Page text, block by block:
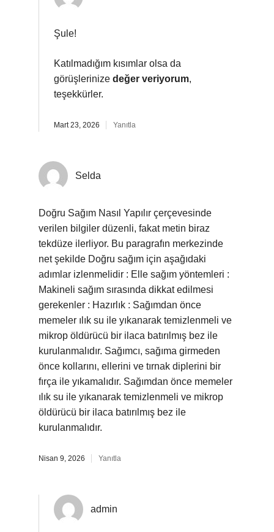
Şule!
Katılmadığım kısımlar olsa da
görüşlerinize değer veriyorum,
teşekkürler.
Mart 23, 2026 Yanıtla
Selda
Doğru Sağım Nasıl Yapılır çerçevesinde
verilen bilgiler düzenli, fakat metin biraz
tekdüze ilerliyor. Bu paragrafın merkezinde
net şekilde Doğru sağım için aşağıdaki
adımlar izlenmelidir : Elle sağım yöntemleri :
Makineli sağım sırasında dikkat edilmesi
gerekenler : Hazırlık : Sağımdan önce
memeler ılık su ile yıkanarak temizlenmeli ve
mikrop öldürücü bir ilaca batırılmış bez ile
kurulanmalıdır. Sağımcı, sağıma girmeden
önce kollarını, ellerini ve tırnak diplerini bir
fırça ile yıkamalıdır. Sağımdan önce memeler
ılık su ile yıkanarak temizlenmeli ve mikrop
öldürücü bir ilaca batırılmış bez ile
kurulanmalıdır.
Nisan 9, 2026 Yanıtla
admin